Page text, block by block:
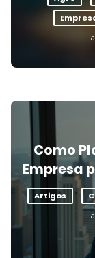
Como
Empresa
Artigos